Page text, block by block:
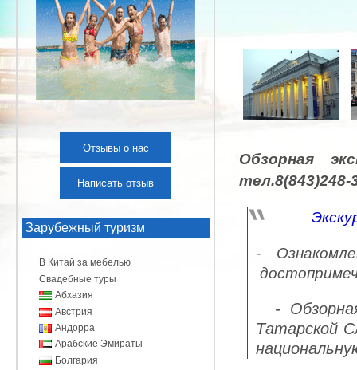
Обзорная
тел.8(843)248-
Экскурсия
-
-
Татарской
Отзывы о нас
Написать отзыв
Зарубежный туризм
В Китай за мебелью
Свадебные туры
Абхазия
Австрия
Андорра
Арабские Эмираты
Болгария